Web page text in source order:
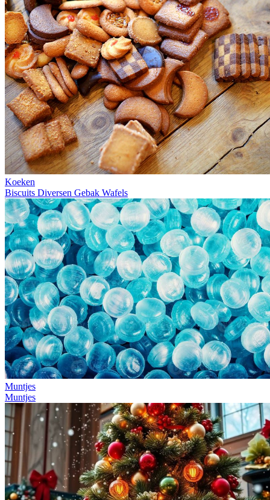
Koeken
Biscuits Diversen Gebak Wafels
Muntjes
Muntjes